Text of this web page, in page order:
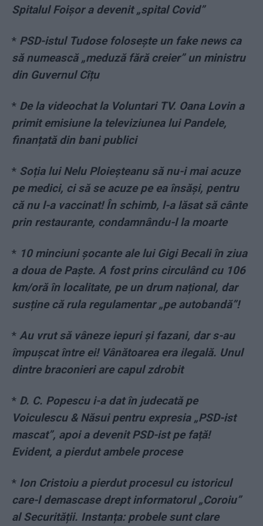
Spitalul Foișor a devenit „spital Covid”
* PSD-istul Tudose folosește un fake news ca
să numească „meduză fără creier” un ministru
din Guvernul Cîțu
* De la videochat la Voluntari TV. Oana Lovin a
primit emisiune la televiziunea lui Pandele,
finanțată din bani publici
* Soția lui Nelu Ploieșteanu să nu-i mai acuze
pe medici, ci să se acuze pe ea însăși, pentru
că nu l-a vaccinat! În schimb, l-a lăsat să cânte
prin restaurante, condamnându-l la moarte
* 10 minciuni șocante ale lui Gigi Becali în ziua
a doua de Paște. A fost prins circulând cu 106
km/oră în localitate, pe un drum național, dar
susține că rula regulamentar „pe autobandă”!
* Au vrut să vâneze iepuri și fazani, dar s-au
împușcat între ei! Vânătoarea era ilegală. Unul
dintre braconieri are capul zdrobit
* D. C. Popescu i-a dat în judecată pe
Voiculescu & Năsui pentru expresia „PSD-ist
mascat”, apoi a devenit PSD-ist pe față!
Evident, a pierdut ambele procese
* Ion Cristoiu a pierdut procesul cu istoricul
care-l demascase drept informatorul „Coroiu”
al Securității. Instanța: probele sunt clare